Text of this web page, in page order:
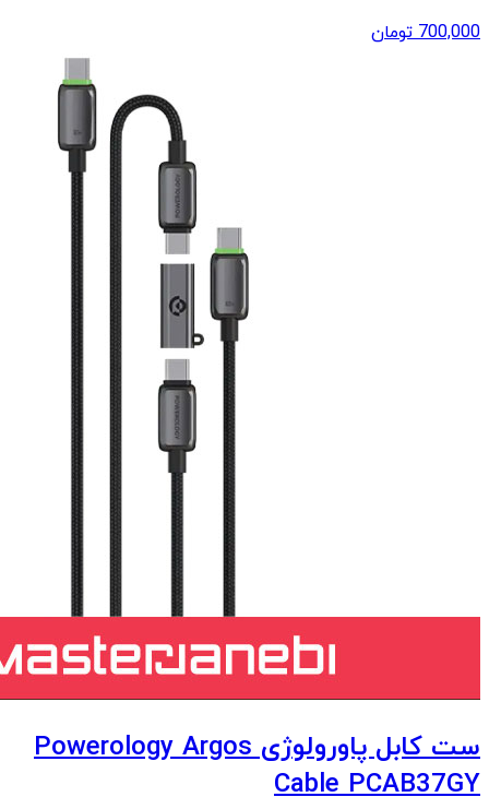
700,000 تومان
ست کابل پاورولوژی Powerology Argos
Cable PCAB37GY